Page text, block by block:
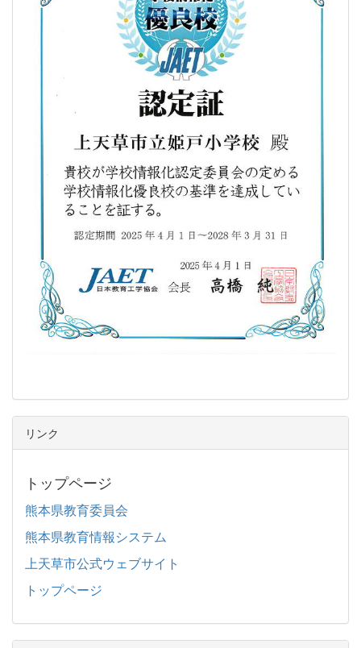
リンク
トップページ
熊本県教育委員会
熊本県教育情報システム
上天草市公式ウェブサイト
トップページ